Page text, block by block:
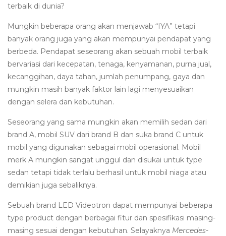
terbaik di dunia?
Mungkin beberapa orang akan menjawab “IYA” tetapi
banyak orang juga yang akan mempunyai pendapat yang
berbeda. Pendapat seseorang akan sebuah mobil terbaik
bervariasi dari kecepatan, tenaga, kenyamanan, purna jual,
kecanggihan, daya tahan, jumlah penumpang, gaya dan
mungkin masih banyak faktor lain lagi menyesuaikan
dengan selera dan kebutuhan.
Seseorang yang sama mungkin akan memilih sedan dari
brand A, mobil SUV dari brand B dan suka brand C untuk
mobil yang digunakan sebagai mobil operasional. Mobil
merk A mungkin sangat unggul dan disukai untuk type
sedan tetapi tidak terlalu berhasil untuk mobil niaga atau
demikian juga sebaliknya.
Sebuah brand LED Videotron dapat mempunyai beberapa
type product dengan berbagai fitur dan spesifikasi masing-
masing sesuai dengan kebutuhan. Selayaknya Mercedes-